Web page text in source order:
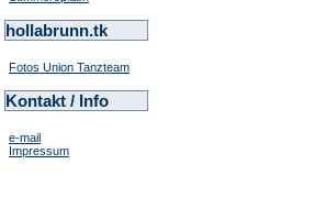
hollabrunn.tk
Fotos Union Tanzteam
Kontakt / Info
e-mail
Impressum